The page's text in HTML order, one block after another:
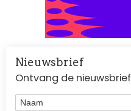
Nieuwsbrief
Ontvang de nieuwsbrief
Naam